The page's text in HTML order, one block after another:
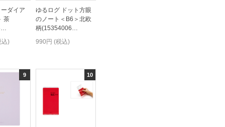
ダイア
茶
込)
ゆるログ ドット方眼
のノート＜B6＞北欧
柄(15354006…
990円 (税込)